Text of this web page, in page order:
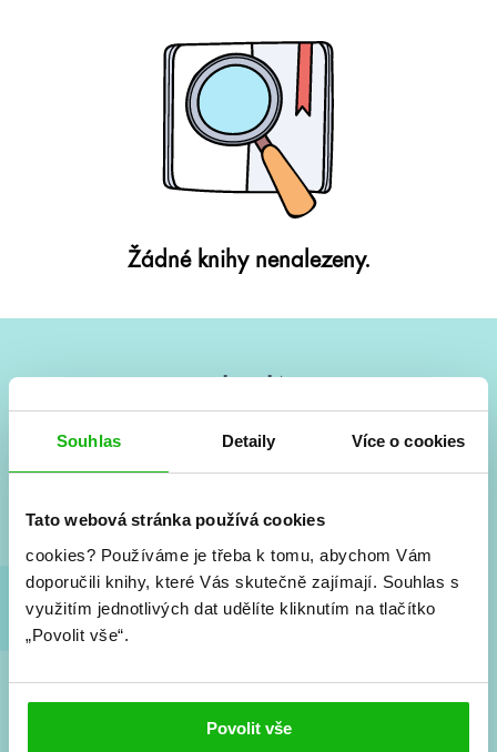
Souhlas Detaily Více o cookies
Tato webová stránka používá cookies
cookies? Používáme je třeba k tomu, abychom Vám
doporučili knihy, které Vás skutečně zajímají. Souhlas s
využitím jednotlivých dat udělíte kliknutím na tlačítko
„Povolit vše“.
Povolit vše
Žádné knihy nenalezeny.
Vše kolem #youngadult každý měsíc rovnou do mailu!
a seriálové adaptace a další.
Souhlasím spodmínkami zpracování osobních údajů